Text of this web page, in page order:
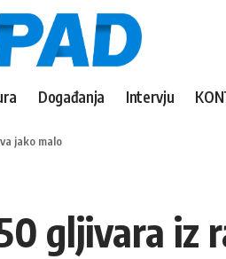
Događanja Intervju
jako malo
gljivara iz